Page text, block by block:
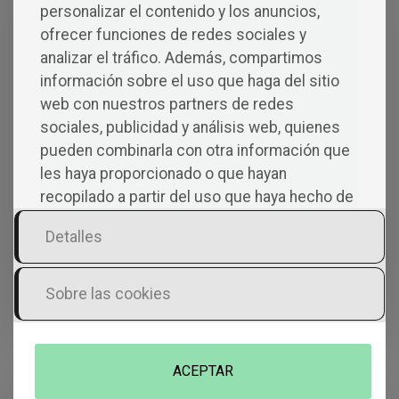
Men
Tarios
Deja una respuesta
Tu dirección de correo electrónico no será
marcados con
Comentario*
personalizar el contenido y los anuncios,
ofrecer funciones de redes sociales y
analizar el tráfico. Además, compartimos
información sobre el uso que haga del sitio
web con nuestros partners de redes
sociales, publicidad y análisis web, quienes
pueden combinarla con otra información que
les haya proporcionado o que hayan
recopilado a partir del uso que haya hecho de
Detalles
Sobre las cookies
ACEPTAR